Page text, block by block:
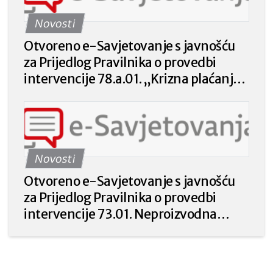
Novosti
Otvoreno e-Savjetovanje s javnošću
za Prijedlog Pravilnika o provedbi
intervencije 78.a.01. „Krizna plaćanja
katastrofa, nepovoljnih klimatskih
prilika ili katastrofalnih događaja“ iz
Strateškog plana Zajedničke
poljoprivredne politike Republike
Hrvatske 2023. – 2027. godine.
Novosti
Otvoreno e-Savjetovanje s javnošću
za Prijedlog Pravilnika o provedbi
intervencije 73.01. Neproizvodna